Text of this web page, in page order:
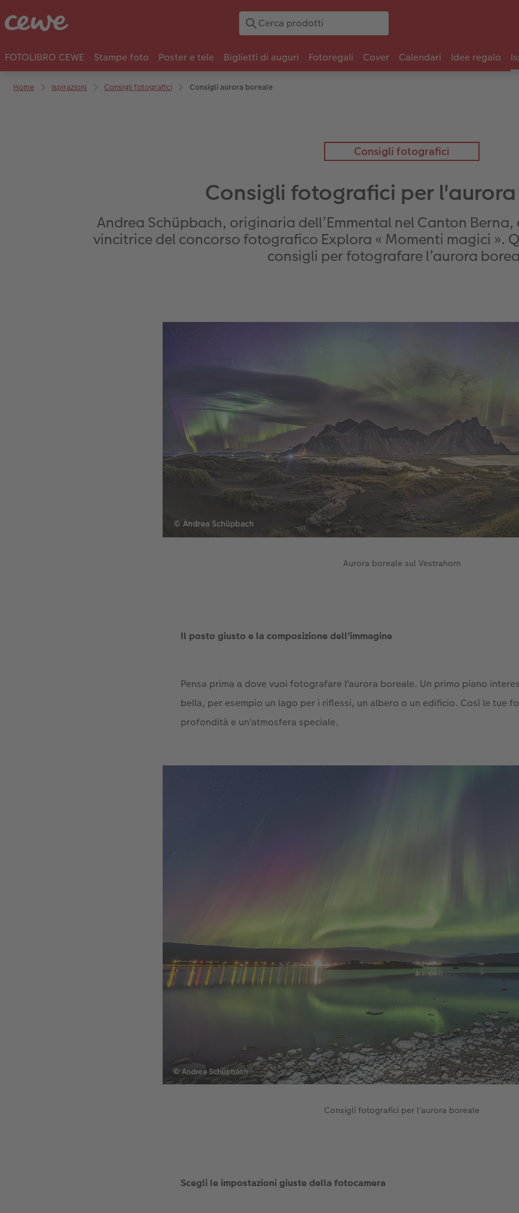
FOTOLIBRO CEWE Stampe foto Poster e tele Biglietti di auguri Fotoregali Cover Calendari Idee regalo
Home Ispirazioni Consigli fotografici Consigli aurora boreale
Consigli fotografici
Consigli fotografici per
Andrea Schüpbach, originaria dell’Emmental nel Canton
vincitrice del concorso fotografico Explora « Momenti magici ».
consigli per fotografare l’aurora
Aurora boreale sul Vestrahorn
Il posto giusto e la composizione dell'immagine
Pensa prima a dove vuoi fotografare l'aurora boreale. Un primo piano
bella, per esempio un lago per i riflessi, un albero o un edificio. Così le tue
profondità e un'atmosfera speciale.
Consigli fotografici per l'aurora boreale
Scegli le impostazioni giuste della fotocamera